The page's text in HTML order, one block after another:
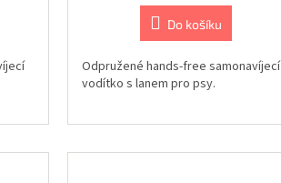
Do košíku
Odpružené hands-free samonavíjecí
vodítko s lanem pro psy.